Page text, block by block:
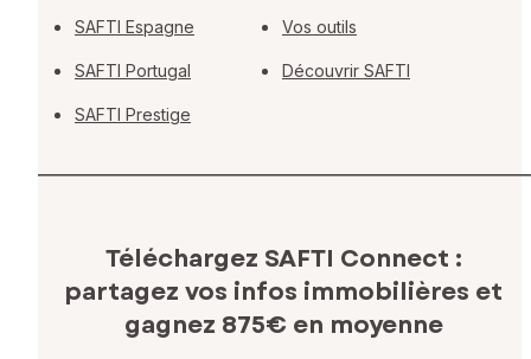
SAFTI Espagne
SAFTI Portugal
SAFTI Prestige
Vos outils
Découvrir SAFTI
Téléchargez SAFTI Connect :
partagez vos infos immobilières et
gagnez 875€ en moyenne